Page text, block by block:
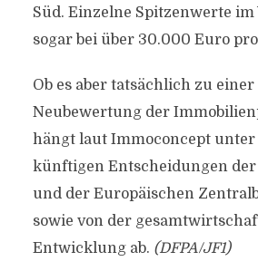
Süd. Einzelne Spitzenwerte im
sogar bei über 30.000 Euro
Ob es aber tatsächlich zu
Neubewertung der
hängt laut Immoconcept unter
künftigen Entscheidungen
und der Europäischen
sowie von der
Entwicklung ab. (DFPA/JF1)